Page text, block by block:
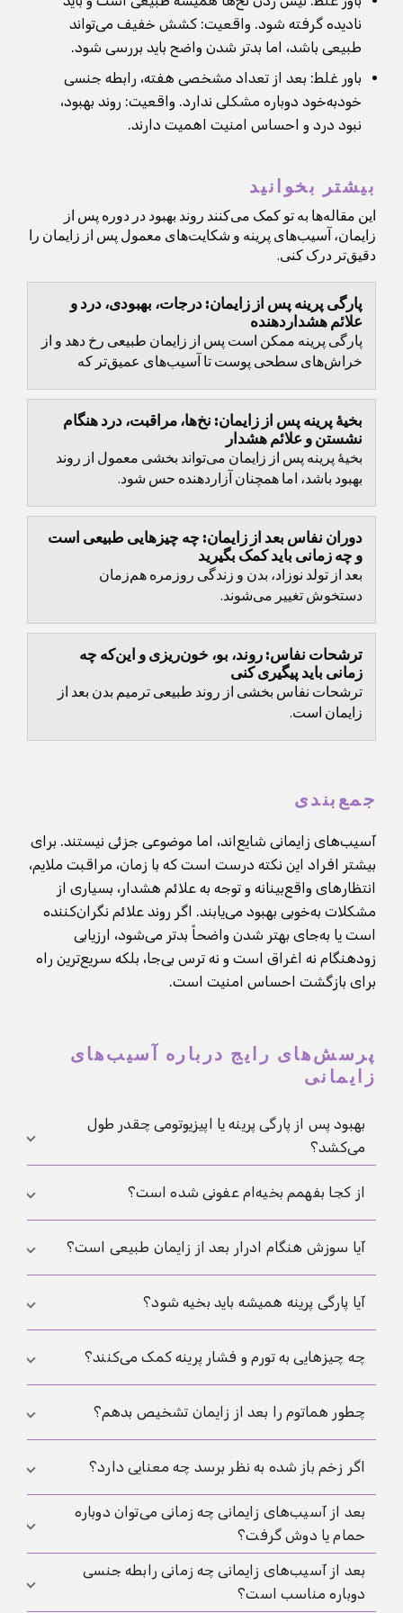
نادیده گرفته شود. واقعیت: کشش خفیف می‌تواند
طبیعی باشد، اما بدتر شدن واضح باید بررسی شود.
باور غلط: بعد از تعداد مشخصی هفته، رابطه جنسی
خودبه‌خود دوباره مشکلی ندارد. واقعیت: روند بهبود،
نبود درد و احساس امنیت اهمیت دارند.
بیشتر بخوانید
این مقاله‌ها به تو کمک می‌کنند روند بهبود در دوره پس از
زایمان، آسیب‌های پرینه و شکایت‌های معمول پس از زایمان را
دقیق‌تر درک کنی.
پارگی پرینه پس از زایمان: درجات، بهبودی، درد و
علائم هشداردهنده
پارگی پرینه ممکن است پس از زایمان طبیعی رخ دهد و از
خراش‌های سطحی پوست تا آسیب‌های عمیق‌تر که
بخیهٔ پرینه پس از زایمان: نخ‌ها، مراقبت، درد هنگام
نشستن و علائم هشدار
بخیهٔ پرینه پس از زایمان می‌تواند بخشی معمول از روند
بهبود باشد، اما همچنان آزاردهنده حس شود.
دوران نفاس بعد از زایمان: چه چیزهایی طبیعی است
و چه زمانی باید کمک بگیرید
بعد از تولد نوزاد، بدن و زندگی روزمره هم‌زمان
دستخوش تغییر می‌شوند.
ترشحات نفاس: روند، بو، خون‌ریزی و این‌که چه
زمانی باید پیگیری کنی
ترشحات نفاس بخشی از روند طبیعی ترمیم بدن بعد از
زایمان است.
جمع‌بندی
آسیب‌های زایمانی شایع‌اند، اما موضوعی جزئی نیستند. برای
بیشتر افراد این نکته درست است که با زمان، مراقبت ملایم،
انتظارهای واقع‌بینانه و توجه به علائم هشدار، بسیاری از
مشکلات به‌خوبی بهبود می‌یابند. اگر روند علائم نگران‌کننده
است یا به‌جای بهتر شدن واضحاً بدتر می‌شود، ارزیابی
زودهنگام نه اغراق است و نه ترس بی‌جا، بلکه سریع‌ترین راه
برای بازگشت احساس امنیت است.
پرسش‌های رایج درباره آسیب‌های
زایمانی
بهبود پس از پارگی پرینه یا اپیزیوتومی چقدر طول
می‌کشد؟
بسیاری از افراد چند روز بعد اولین نشانه‌های بهبود را
هفته‌ها باقی بماند و در آسیب‌های عمیق‌تر ممکن است
زمان بیشتری لازم باشد تا همه‌چیز دوباره پایدار شود. برای
از کجا بفهمم بخیه‌ام عفونی شده است؟
علائم هشدار شامل افزایش درد، پوست واضحاً قرمز یا
وقتی به‌جای بهبود، وضعیت به‌شکل محسوسی بدتر
می‌شود.
آیا سوزش هنگام ادرار بعد از زایمان طبیعی است؟
سوزش اغلب با خراش‌ها یا مخاط تحریک‌شده سازگار
مشکل در ادرار همراه باشد، باید معاینه انجام شود.
آیا پارگی پرینه همیشه باید بخیه شود؟
پارگی‌های بسیار کوچک و سطحی همیشه نیاز به بخیه
تثبیت لبه‌های زخم و حمایت از ترمیم بخیه می‌شوند.
چه چیزهایی به تورم و فشار پرینه کمک می‌کنند؟
دراز کشیدن به پهلو، خنک‌کردن کوتاه از روی پارچه، تغییر
را می‌کنند، در حالی که نشستن طولانی و زور زدن معمولاً
شکایت‌ها را بیشتر می‌کنند.
چطور هماتوم را بعد از زایمان تشخیص بدهم؟
هماتوم می‌تواند به‌صورت تورم سفت همراه با درد فشاری
اگر سریع بزرگ شود یا علائم اختلال گردش خون ایجاد
شود، باید فوراً بررسی شود.
اگر زخم باز شده به نظر برسد چه معنایی دارد؟
اگر احساس می‌کنی لبه‌های زخم از هم باز شده‌اند، ناحیه
ترشح زیادی دارد یا خونریزی ادامه‌دار دارد، بررسی سریع
مهم است، چون بسته به وضعیت ممکن است تمیزکردن،
رسیدگی دوباره یا اقدام‌های دیگری لازم شود.
بعد از آسیب‌های زایمانی چه زمانی می‌توان دوباره
حمام یا دوش گرفت؟
دوش گرفتن معمولاً نسبتاً زود ممکن است، اگر با ملایمت
انجام شود و ناحیه بعداً با احتیاط خشک شود. حمام کامل
بعد از آسیب‌های زایمانی چه زمانی رابطه جنسی
دوباره مناسب است؟